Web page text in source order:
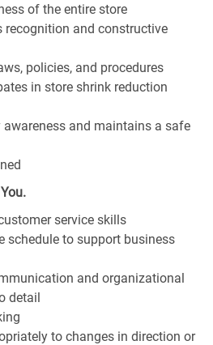
of the entire store
recognition and constructive
policies, and procedures
in store shrink reduction
and maintains a safe
service skills
schedule to support business
and organizational
detail
to changes in direction or